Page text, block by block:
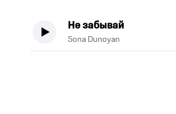
Не забывай
Sona Dunoyan